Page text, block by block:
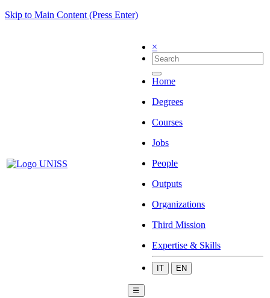
Skip to Main Content (Press Enter)
×
Home
Degrees
Courses
Jobs
People
Outputs
Organizations
Third Mission
Expertise & Skills
IT EN
☰